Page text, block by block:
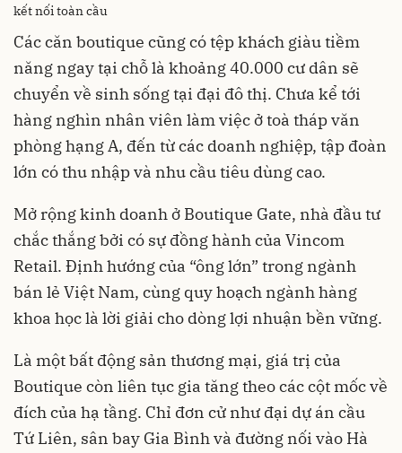
kết nối toàn cầu
Các căn boutique cũng có tệp khách giàu tiềm
năng ngay tại chỗ là khoảng 40.000 cư dân sẽ
chuyển về sinh sống tại đại đô thị. Chưa kể tới
hàng nghìn nhân viên làm việc ở toà tháp văn
phòng hạng A, đến từ các doanh nghiệp, tập đoàn
lớn có thu nhập và nhu cầu tiêu dùng cao.
Mở rộng kinh doanh ở Boutique Gate, nhà đầu tư
chắc thắng bởi có sự đồng hành của Vincom
Retail. Định hướng của “ông lớn” trong ngành
bán lẻ Việt Nam, cùng quy hoạch ngành hàng
khoa học là lời giải cho dòng lợi nhuận bền vững.
Là một bất động sản thương mại, giá trị của
Boutique còn liên tục gia tăng theo các cột mốc về
đích của hạ tầng. Chỉ đơn cử như đại dự án cầu
Tứ Liên, sân bay Gia Bình và đường nối vào Hà